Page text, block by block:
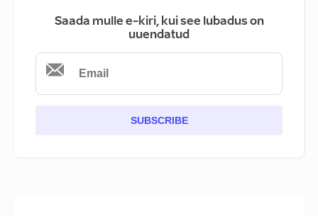
Saada mulle e-kiri, kui see lubadus on
uuendatud
SUBSCRIBE